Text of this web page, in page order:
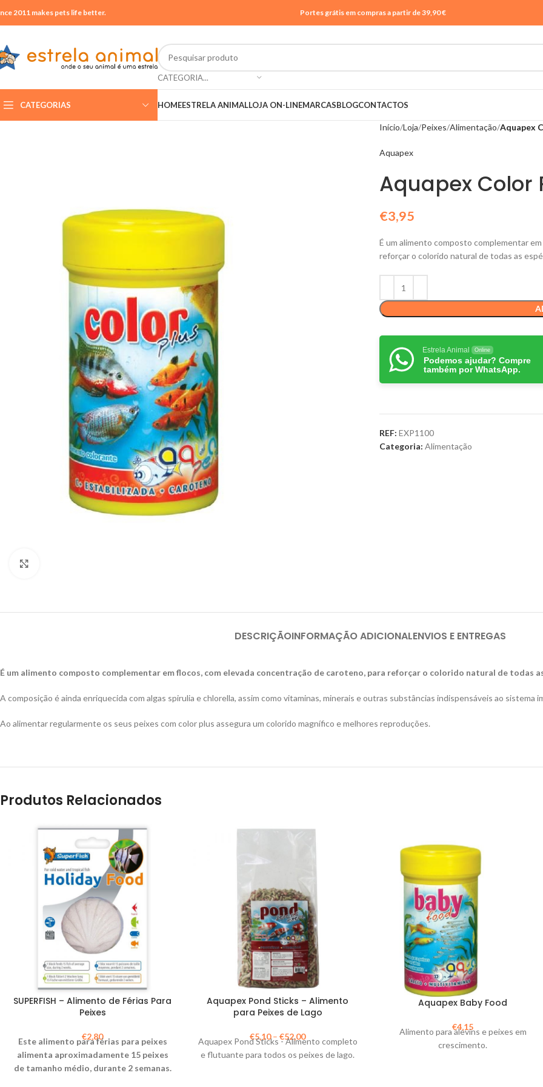
2011 makes pets life better. Portes grátis em compras a partir de 39,90 €
CATEGORIA...
CATEGORIAS HOMEESTRELA ANIMALLOJA ON-LINEMARCASBLOGCONTACTOS
Início Loja Peixes Alimentação Aquapex
Aquapex
Aquapex Color
€3,95
É um alimento composto complementar
reforçar o colorido natural de todas as
Estrela Animal Online
Podemos ajudar? Compre
também por WhatsApp.
REF: EXP1100
Categoria: Alimentação
DESCRIÇÃOINFORMAÇÃO ADICIONALENVIOS E ENTREGAS
É um alimento composto complementar em flocos, com elevada concentração de caroteno, para reforçar o colorido natural de todas
A composição é ainda enriquecida com algas spirulia e chlorella, assim como vitaminas, minerais e outras substâncias indispensáveis ao sistema
Ao alimentar regularmente os seus peixes com color plus assegura um colorido magnífico e melhores reproduções.
Produtos Relacionados
SUPERFISH – Alimento de Férias Para
Peixes
€2,80
Este alimento para férias para peixes
alimenta aproximadamente 15 peixes
de tamanho médio, durante 2 semanas.
Aquapex Pond Sticks – Alimento
para Peixes de Lago
€5,10–€52,00
Aquapex Pond Sticks - Alimento completo
e flutuante para todos os peixes de lago.
Aquapex Baby Food
€4,15
Alimento para alevins e peixes em
crescimento.